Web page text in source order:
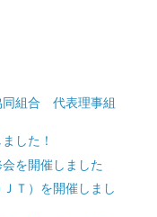
同組合 代表理事組
した！
を開催しました
Ｔ）を開催しまし